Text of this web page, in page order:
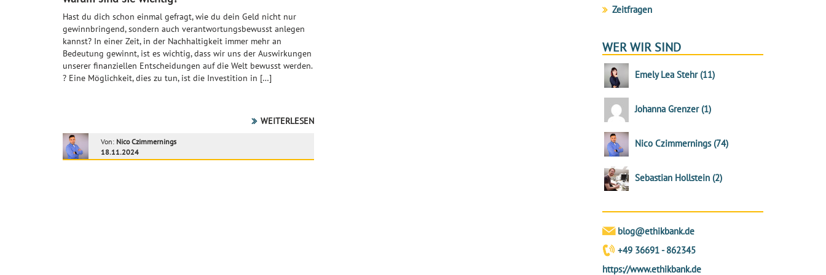
Hast du dich schon einmal gefragt, wie du dein Geld nicht nur
gewinnbringend, sondern auch verantwortungsbewusst anlegen
kannst? In einer Zeit, in der Nachhaltigkeit immer mehr an
Bedeutung gewinnt, ist es wichtig, dass wir uns der Auswirkungen
unserer finanziellen Entscheidungen auf die Welt bewusst werden.
? Eine Möglichkeit, dies zu tun, ist die Investition in […]
WEITERLESEN
Von: Nico Czimmernings
18.11.2024
Zeitfragen
WER WIR SIND
Emely Lea Stehr (11)
Johanna Grenzer (1)
Nico Czimmernings (74)
Sebastian Hollstein (2)
blog@ethikbank.de
+49 36691 - 862345
https://www.ethikbank.de